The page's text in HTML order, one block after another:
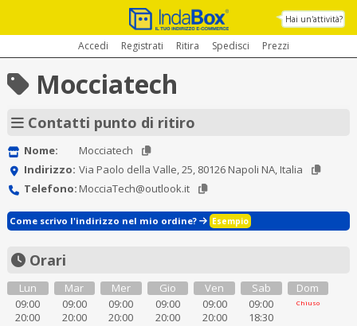
Hai un'attività?
Accedi Registrati Ritira Spedisci Prezzi
Mocciatech
Contatti punto di ritiro
Nome:
Mocciatech
Indirizzo: Via Paolo della Valle, 25, 80126 Napoli NA, Italia
Telefono: MocciaTech@outlook.it
Come scrivo l'indirizzo nel mio ordine? Esempio
Orari
Lun
09:00
20:00
Mar
09:00
20:00
Mer
09:00
20:00
Gio
09:00
20:00
Ven
09:00
20:00
Sab
09:00
18:30
Dom
Chiuso